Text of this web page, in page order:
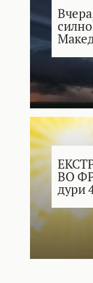
ВО
дури